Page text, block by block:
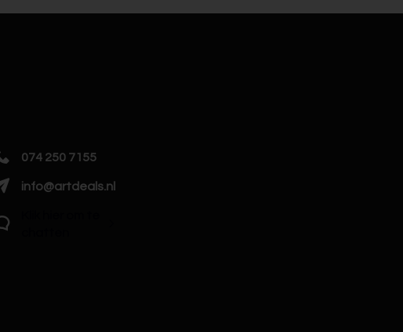
074 250 7155
info@artdeals.nl